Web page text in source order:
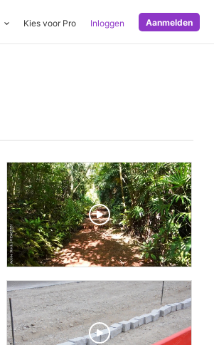
Kies voor Pro Inloggen Aanmelden